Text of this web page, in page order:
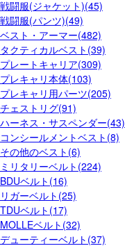
戦闘服(ジャケット)(45)
戦闘服(パンツ)(49)
ベスト・アーマー(482)
タクティカルベスト(39)
プレートキャリア(309)
プレキャリ本体(103)
プレキャリ用パーツ(205)
チェストリグ(91)
ハーネス・サスペンダー(43)
コンシールメントベスト(8)
その他のベスト(6)
ミリタリーベルト(224)
BDUベルト(16)
リガーベルト(25)
TDUベルト(17)
MOLLEベルト(32)
デューティーベルト(37)